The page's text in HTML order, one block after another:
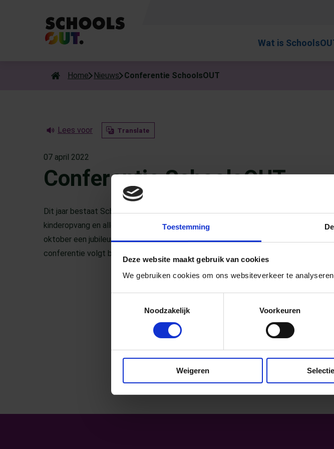
Toestemming
Deze website maakt gebruik van cookies
We gebruiken cookies om ons websiteverkeer te
Noodzakelijk
Voorkeuren
Weigeren
Wat is
Als de resultaten voor automatisch aanvullen beschikbaar zijn, gebruik de pijlen om omhoog
Home Nieuws Conferentie SchoolsOUT
Lees voor Translate
07 april 2022
Conferentie SchoolsOUT
Dit jaar bestaat SchoolsOUT al 20 jaar. Dat willen we natuurlijk graag vieren
kinderopvang en alle scholen in Nijmegen. Daarom organiseren we op
oktober een jubileumconferentie. Reserveer alvast deze data. Meer informatie
conferentie volgt binnenkort.